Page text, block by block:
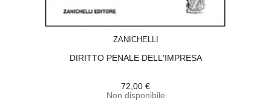
ZANICHELLI
DIRITTO PENALE DELL'IMPRESA
72,00 €
Non disponibile